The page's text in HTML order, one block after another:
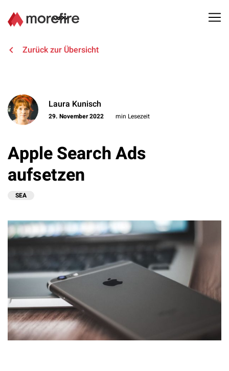
Lösungen
Über uns
Newsletter
Kontakt
Zurück zur Übersicht
Laura Kunisch
29. November 2022 min Lesezeit
Apple Search Ads
aufsetzen
SEA